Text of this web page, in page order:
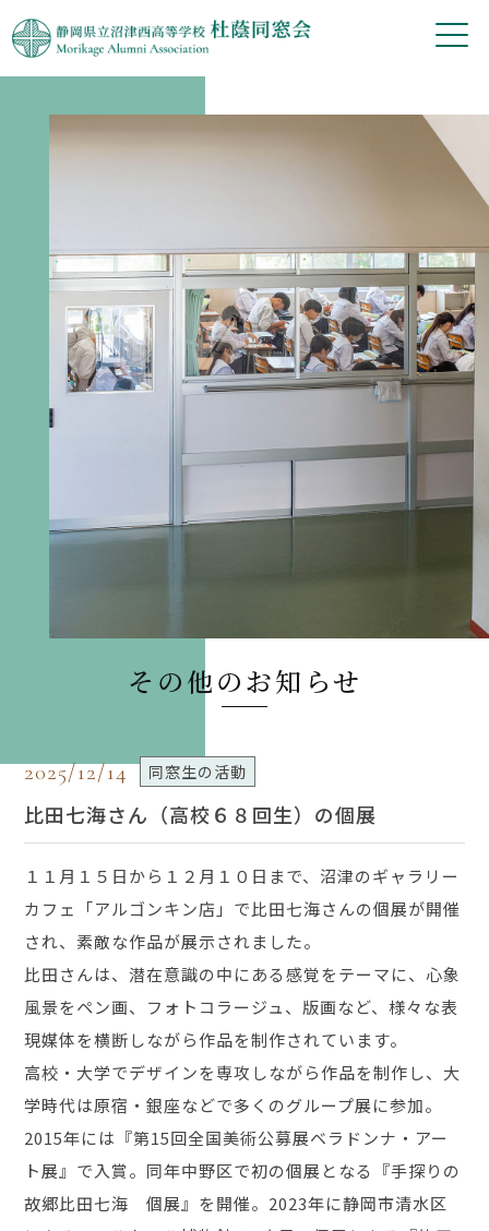
その他のお知らせ
2025/12/14 同窓生の活動
比田七海さん（高校６８回生）の個展
１１月１５日から１２月１０日まで、沼津のギャラリー
カフェ「アルゴンキン店」で比田七海さんの個展が開催
され、素敵な作品が展示されました。
比田さんは、潜在意識の中にある感覚をテーマに、心象
風景をペン画、フォトコラージュ、版画など、様々な表
現媒体を横断しながら作品を制作されています。
高校・大学でデザインを専攻しながら作品を制作し、大
学時代は原宿・銀座などで多くのグループ展に参加。
2015年には『第15回全国美術公募展ベラドンナ・アー
ト展』で入賞。同年中野区で初の個展となる『手探りの
故郷比田七海 個展』を開催。2023年に静岡市清水区